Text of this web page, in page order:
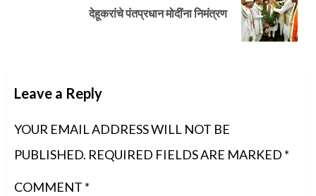
देहूकरांचे पंतप्रधान मोदींना निमंत्रण
Leave a Reply
YOUR EMAIL ADDRESS WILL NOT BE
PUBLISHED. REQUIRED FIELDS ARE MARKED *
COMMENT *